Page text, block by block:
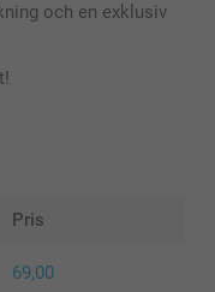
och en exklusiv
Pris
69,00